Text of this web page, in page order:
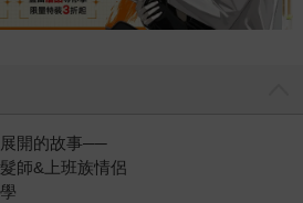
開的故事──
師&上班族情侶